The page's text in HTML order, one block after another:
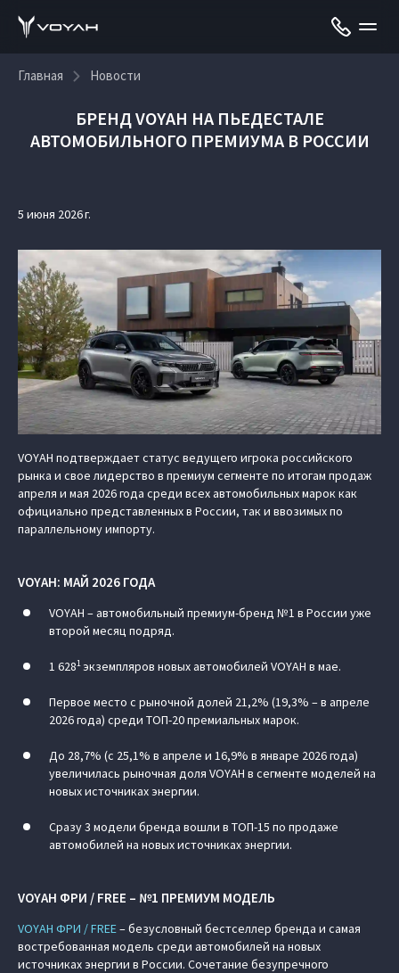
Главная Новости
БРЕНД VOYAH НА ПЬЕДЕСТАЛЕ
АВТОМОБИЛЬНОГО ПРЕМИУМА В РОССИИ
5 июня 2026 г.
VOYAH подтверждает статус ведущего игрока российского
рынка и свое лидерство в премиум сегменте по итогам продаж
апреля и мая 2026 года среди всех автомобильных марок как
официально представленных в России, так и ввозимых по
параллельному импорту.
VOYAH: МАЙ 2026 ГОДА
VOYAH – автомобильный премиум-бренд №1 в России уже
второй месяц подряд.
1 6281экземпляров новых автомобилей VOYAH в мае.
Первое место с рыночной долей 21,2% (19,3% – в апреле
2026 года) среди ТОП-20 премиальных марок.
До 28,7% (с 25,1% в апреле и 16,9% в январе 2026 года)
увеличилась рыночная доля VOYAH в сегменте моделей на
новых источниках энергии.
Сразу 3 модели бренда вошли в ТОП-15 по продаже
автомобилей на новых источниках энергии.
VOYAH ФРИ / FREE – №1 ПРЕМИУМ МОДЕЛЬ
VOYAH ФРИ / FREE– безусловный бестселлер бренда и самая
востребованная модель среди автомобилей на новых
источниках энергии в России. Сочетание безупречного